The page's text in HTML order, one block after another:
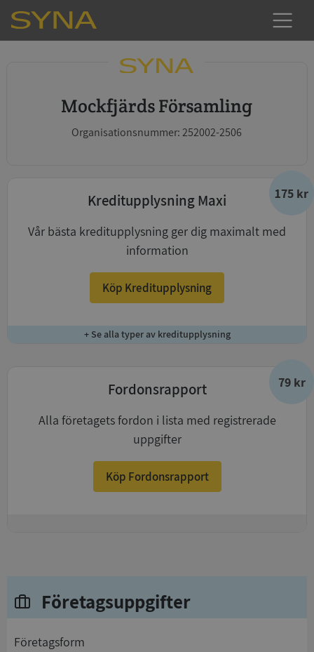
Mockfjärds Församling
Organisationsnummer: 252002-2506
175 kr
Kreditupplysning Maxi
Vår bästa kreditupplysning ger dig maximalt med
information
Köp Kreditupplysning
+ Se alla typer av kreditupplysning
79 kr
Fordonsrapport
Alla företagets fordon i lista med registrerade
uppgifter
Köp Fordonsrapport
Företagsuppgifter
företagsform